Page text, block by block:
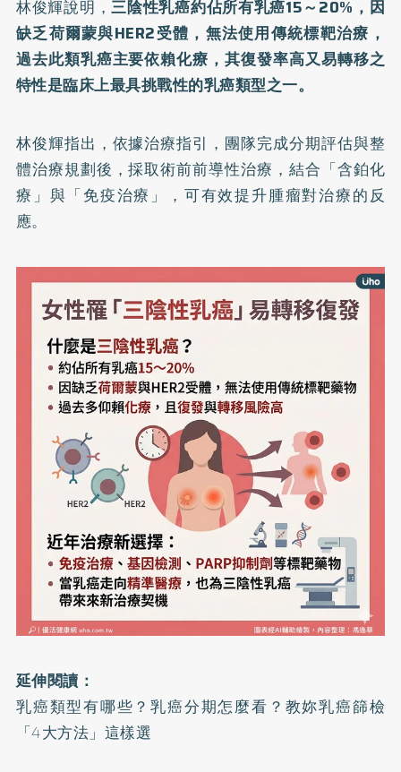
林俊輝說明，三陰性乳癌約佔所有乳癌15～20%，因
缺乏荷爾蒙與HER2受體，無法使用傳統標靶治療，
過去此類乳癌主要依賴化療，其復發率高又易轉移之
特性是臨床上最具挑戰性的乳癌類型之一。
林俊輝指出，依據治療指引，團隊完成分期評估與整
體治療規劃後，採取術前前導性治療，結合「含鉑化
療」與「免疫治療」，可有效提升腫瘤對治療的反
應。
延伸閱讀：
乳癌類型有哪些？乳癌分期怎麼看？教妳乳癌篩檢
「4大方法」這樣選